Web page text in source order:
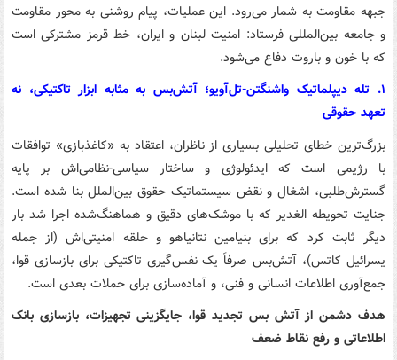
جبهه مقاومت به شمار می‌رود. این عملیات، پیام روشنی به محور مقاومت
و جامعه بین‌المللی فرستاد: امنیت لبنان و ایران، خط قرمز مشترکی است
که با خون و باروت دفاع می‌شود.
۱. تله دیپلماتیک واشنگتن-تل‌آویو؛ آتش‌بس به مثابه ابزار تاکتیکی، نه
تعهد حقوقی
بزرگ‌ترین خطای تحلیلی بسیاری از ناظران، اعتقاد به «کاغذبازی» توافقات
با رژیمی است که ایدئولوژی و ساختار سیاسی-نظامی‌اش بر پایه
گسترش‌طلبی، اشغال و نقض سیستماتیک حقوق بین‌الملل بنا شده است.
جنایت تحویطه الغدیر که با موشک‌های دقیق و هماهنگ‌شده اجرا شد بار
دیگر ثابت کرد که برای بنیامین نتانیاهو و حلقه امنیتی‌اش (از جمله
یسرائیل کاتس)، آتش‌بس صرفاً یک نفس‌گیری تاکتیکی برای بازسازی قوا،
جمع‌آوری اطلاعات انسانی و فنی، و آماده‌سازی برای حملات بعدی است.
هدف دشمن از آتش بس تجدید قوا، جایگزینی تجهیزات، بازسازی بانک
اطلاعاتی و رفع نقاط ضعف